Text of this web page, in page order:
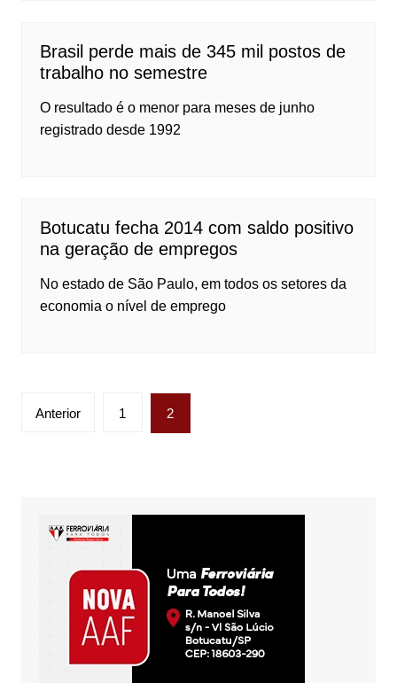
Brasil perde mais de 345 mil postos de
trabalho no semestre
O resultado é o menor para meses de junho
registrado desde 1992
Botucatu fecha 2014 com saldo positivo
na geração de empregos
No estado de São Paulo, em todos os setores da
economia o nível de emprego
Paginação
Anterior 1 2